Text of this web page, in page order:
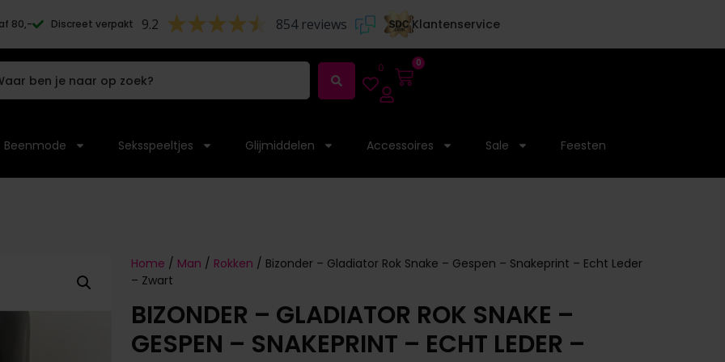
80,- Discreet verpakt 9.2 854 reviews Klantenservice
0 0
Beenmode Seksspeeltjes Glijmiddelen Accessoires Sale Feesten
Home / Man / Rokken / Bizonder – Gladiator Rok Snake – Gespen – Snakeprint – Echt Leder
– Zwart
BIZONDER – GLADIATOR ROK SNAKE –
GESPEN – SNAKEPRINT – ECHT LEDER –